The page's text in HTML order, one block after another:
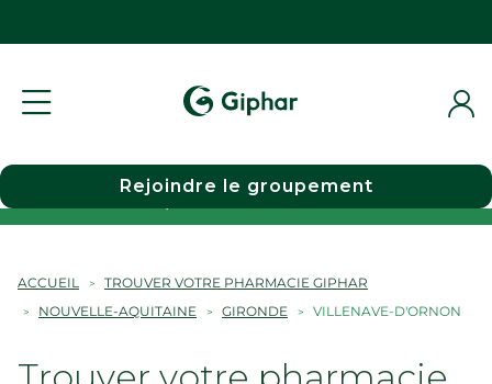
Choisir une pharmacie
Rejoindre le groupement
ACCUEIL
TROUVER VOTRE PHARMACIE GIPHAR
NOUVELLE-AQUITAINE
GIRONDE VILLENAVE-D'ORNON